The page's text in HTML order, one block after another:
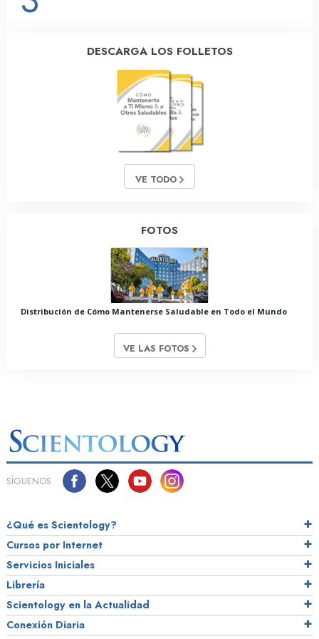
DESCARGA LOS FOLLETOS
VE TODO
FOTOS
Distribución de Cómo Mantenerse Saludable en Todo el Mundo
VE LAS FOTOS
SÍGUENOS
¿Qué es Scientology?
Cursos por Internet
Servicios Iniciales
Librería
Scientology en la Actualidad
Conexión Diaria